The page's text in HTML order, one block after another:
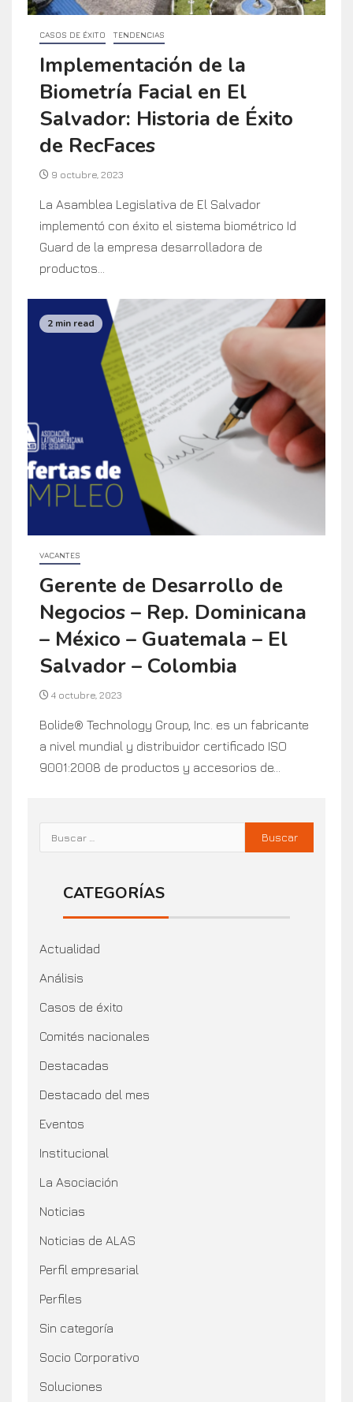
CASOS DE ÉXITO TENDENCIAS
Implementación de la
Biometría Facial en El
Salvador: Historia de Éxito
de RecFaces
9 octubre, 2023
La Asamblea Legislativa de El Salvador
implementó con éxito el sistema biométrico Id
Guard de la empresa desarrolladora de
productos...
2 min read
VACANTES
Gerente de Desarrollo de
Negocios – Rep. Dominicana
– México – Guatemala – El
Salvador – Colombia
4 octubre, 2023
Bolide® Technology Group, Inc. es un fabricante
a nivel mundial y distribuidor certificado ISO
9001:2008 de productos y accesorios de...
CATEGORÍAS
Actualidad
Análisis
Casos de éxito
Comités nacionales
Destacadas
Destacado del mes
Eventos
Institucional
La Asociación
Noticias
Noticias de ALAS
Perfil empresarial
Perfiles
Sin categoría
Socio Corporativo
Soluciones